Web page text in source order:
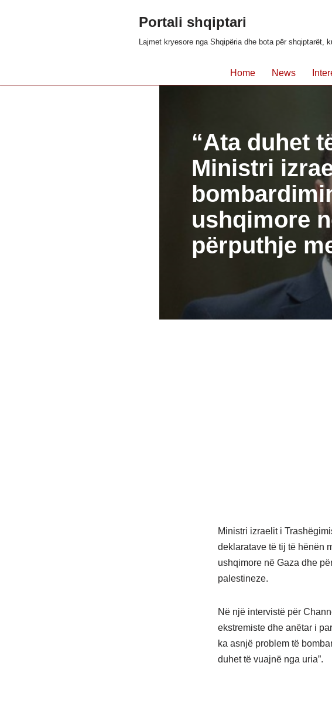
Portali shqiptari
Lajmet kryesore nga Shqipëria dhe bota për shqiptarët,
Home News
“Ata duhet
Ministri
ushqimore
përputhje
Ministri izraelit i
deklaratave të tij të hënën
ushqimore në Gaza dhe
palestineze.
Në një intervistë për
ekstremiste dhe anëtar i
ka asnjë problem të
duhet të vuajnë nga uria”.